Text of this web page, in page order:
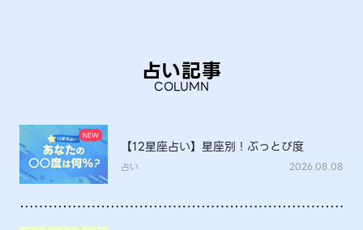
占い記事
COLUMN
【12星座占い】星座別！ぶっとび度
占い 2026.08.08